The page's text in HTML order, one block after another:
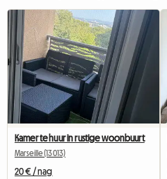
Kamer te huur in rustige woonbuurt
Marseille (13013)
20 € / nag